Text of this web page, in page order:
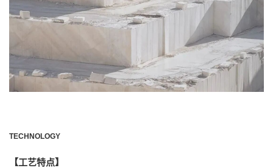
TECHNOLOGY
【工艺特点】